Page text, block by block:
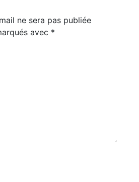
ne sera pas publiée
avec *